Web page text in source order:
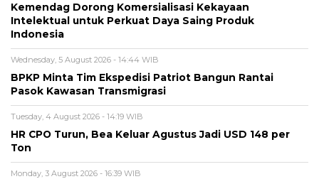
Kemendag Dorong Komersialisasi Kekayaan
Intelektual untuk Perkuat Daya Saing Produk
Indonesia
Wednesday, 5 August 2026 - 14:44 WIB
BPKP Minta Tim Ekspedisi Patriot Bangun Rantai
Pasok Kawasan Transmigrasi
Tuesday, 4 August 2026 - 14:19 WIB
HR CPO Turun, Bea Keluar Agustus Jadi USD 148 per
Ton
Monday, 3 August 2026 - 16:39 WIB